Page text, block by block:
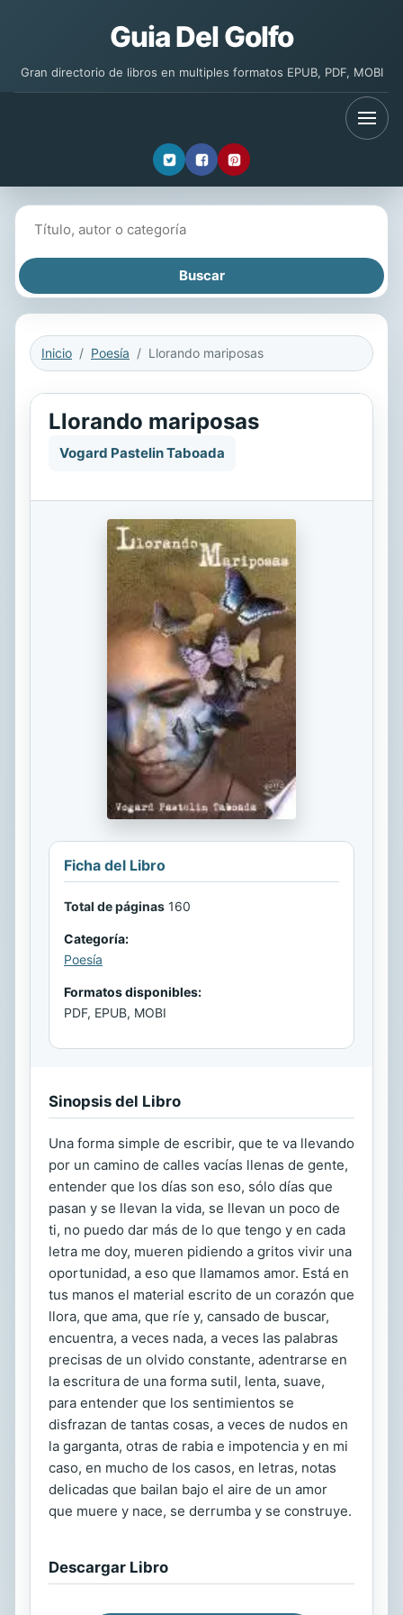
Guia Del Golfo
Gran directorio de libros en multiples formatos EPUB, PDF, MOBI
Inicio Poesía Llorando mariposas
Llorando mariposas
Vogard Pastelin Taboada
Ficha del Libro
Total de páginas 160
Categoría:
Poesía
Formatos disponibles:
PDF, EPUB, MOBI
Sinopsis del Libro
Una forma simple de escribir, que te va llevando
por un camino de calles vacías llenas de gente,
entender que los días son eso, sólo días que
pasan y se llevan la vida, se llevan un poco de
ti, no puedo dar más de lo que tengo y en cada
letra me doy, mueren pidiendo a gritos vivir una
oportunidad, a eso que llamamos amor. Está en
tus manos el material escrito de un corazón que
llora, que ama, que ríe y, cansado de buscar,
encuentra, a veces nada, a veces las palabras
precisas de un olvido constante, adentrarse en
la escritura de una forma sutil, lenta, suave,
para entender que los sentimientos se
disfrazan de tantas cosas, a veces de nudos en
la garganta, otras de rabia e impotencia y en mi
caso, en mucho de los casos, en letras, notas
delicadas que bailan bajo el aire de un amor
que muere y nace, se derrumba y se construye.
Descargar Libro